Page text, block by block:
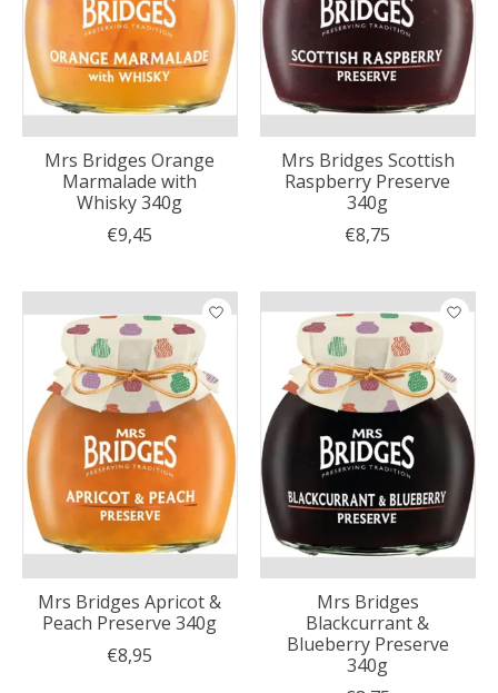
Mrs Bridges Orange
Marmalade with
Whisky 340g
€9,45
Mrs Bridges Scottish
Raspberry Preserve
340g
€8,75
Mrs Bridges Apricot &
Peach Preserve 340g
€8,95
Mrs Bridges
Blackcurrant &
Blueberry Preserve
340g